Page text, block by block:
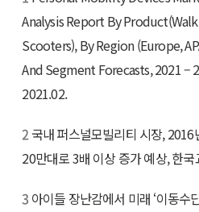
Analysis Report By
Scooters), By Region (Europe,
And Segment Forecasts, 2021 –
2021.02.
2국내 퍼스널모빌리티 시장, 2016
20만대로 3배 이상 증가 예상, 한
3 아이들 장난감에서 미래 ‘이동수